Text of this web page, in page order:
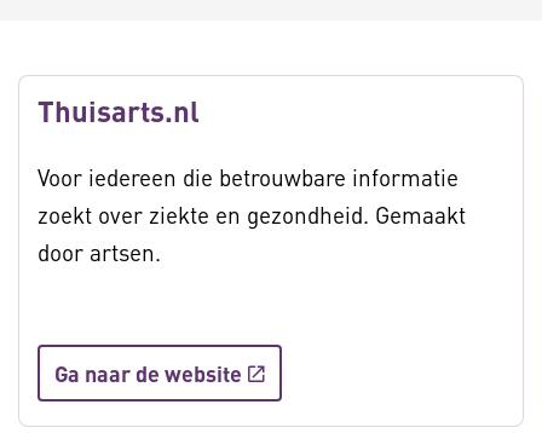
Thuisarts.nl
Voor iedereen die betrouwbare informatie
zoekt over ziekte en gezondheid. Gemaakt
door artsen.
Ga naar de website